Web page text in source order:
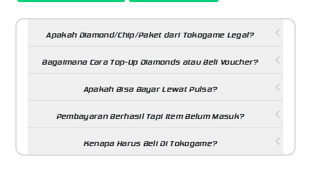
Apakah Diamond/Chip/Paket dari Tokogame Legal?
Bagaimana Cara Top-Up Diamonds atau Beli Voucher?
Apakah Bisa Bayar Lewat Pulsa?
Pembayaran Berhasil Tapi Item Belum Masuk?
Kenapa Harus Beli Di Tokogame?